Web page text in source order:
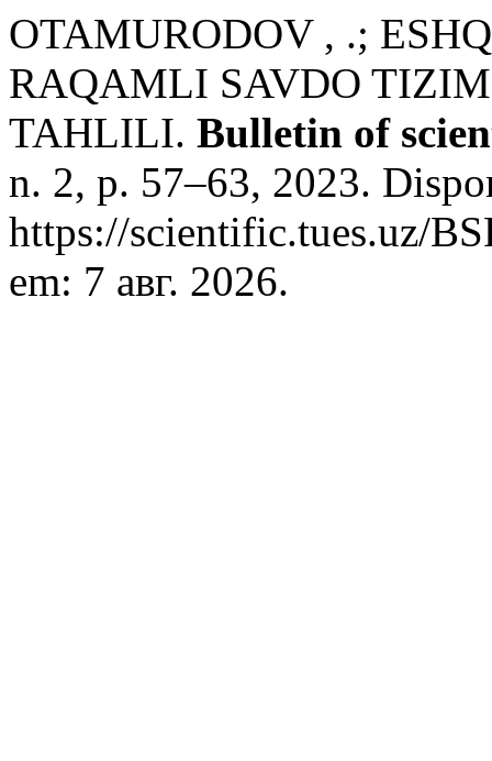
OTAMURODOV , .;
RAQAMLI SAVDO
TAHLILI. Bulletin of
n. 2, p. 57–63, 2023.
https://scientific.tues.uz/
em: 7 авг. 2026.